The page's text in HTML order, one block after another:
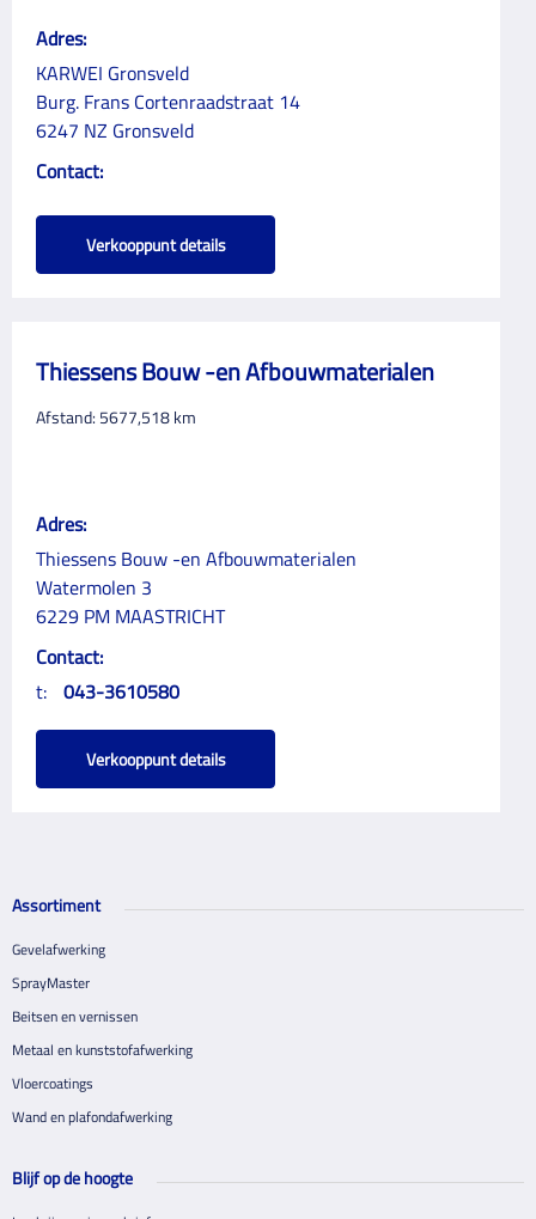
Adres:
KARWEI Gronsveld
Burg. Frans Cortenraadstraat 14
6247 NZ Gronsveld
Contact:
Verkooppunt details
Thiessens Bouw -en Afbouwmaterialen
Afstand: 5677,518km
Adres:
Thiessens Bouw -en Afbouwmaterialen
Watermolen 3
6229 PM MAASTRICHT
Contact:
t: 043-3610580
Verkooppunt details
Assortiment
Gevelafwerking
SprayMaster
Beitsen en vernissen
Metaal en kunststofafwerking
Vloercoatings
Wand en plafondafwerking
Blijf op de hoogte